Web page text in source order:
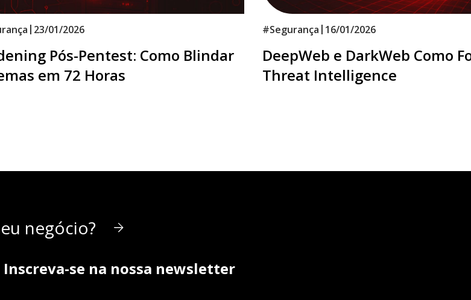
| 23/01/2026
Pós-Pentest: Como Blindar
em 72 Horas
#Segurança | 16/01/2026
DeepWeb e DarkWeb Como
Threat Intelligence
negócio?
Inscreva-se na nossa newsletter